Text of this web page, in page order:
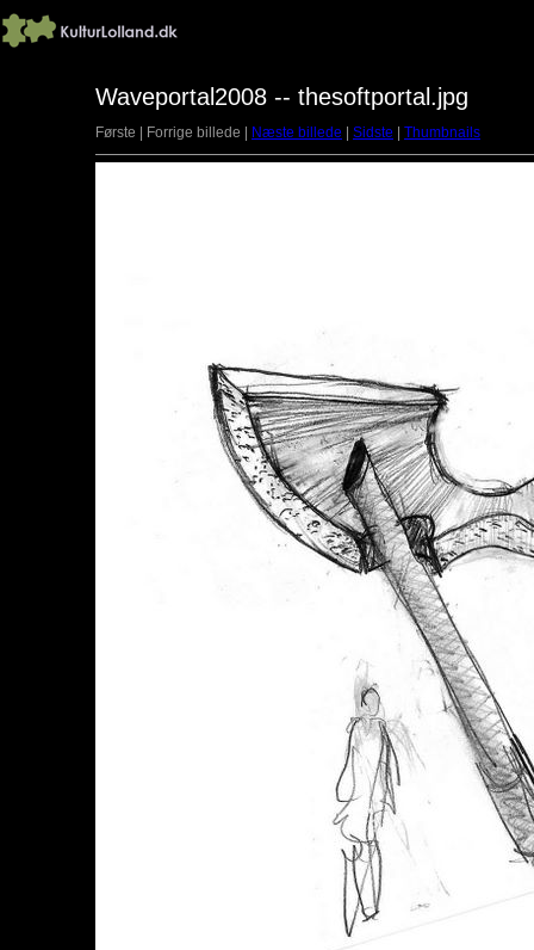
Waveportal2008 -- thesoftportal.jpg
Første | Forrige billede | Næste billede Sidste Thumbnails